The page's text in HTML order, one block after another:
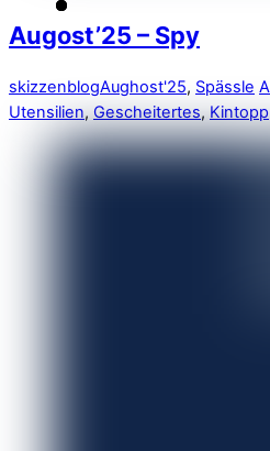
Augost’25 – Spy
skizzenblogAughost'25, Spässle
Utensilien, Gescheitertes, Kintopp